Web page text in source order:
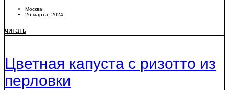
Москва
26 марта, 2024
читать
Цветная капуста с ризотто из
перловки